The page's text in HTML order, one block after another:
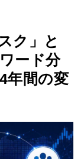
ク」と
ード分
年間の変